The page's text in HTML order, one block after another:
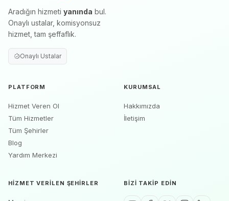
Aradığın hizmeti yanında bul.
Onaylı ustalar, komisyonsuz
hizmet, tam şeffaflık.
Onaylı Ustalar
PLATFORM
Hizmet Veren Ol
Tüm Hizmetler
Tüm Şehirler
Blog
Yardım Merkezi
KURUMSAL
Hakkımızda
İletişim
HIZMET VERILEN ŞEHIRLER BIZI TAKIP EDIN